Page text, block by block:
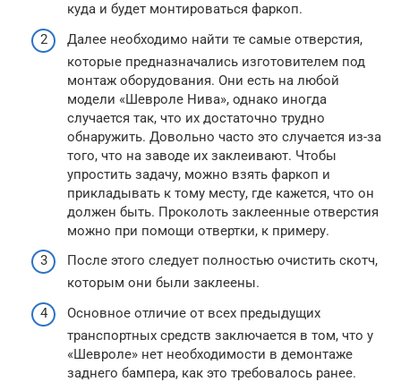
куда и будет монтироваться фаркоп.
Далее необходимо найти те самые отверстия,
которые предназначались изготовителем под
монтаж оборудования. Они есть на любой
модели «Шевроле Нива», однако иногда
случается так, что их достаточно трудно
обнаружить. Довольно часто это случается из-за
того, что на заводе их заклеивают. Чтобы
упростить задачу, можно взять фаркоп и
прикладывать к тому месту, где кажется, что он
должен быть. Проколоть заклеенные отверстия
можно при помощи отвертки, к примеру.
После этого следует полностью очистить скотч,
которым они были заклеены.
Основное отличие от всех предыдущих
транспортных средств заключается в том, что у
«Шевроле» нет необходимости в демонтаже
заднего бампера, как это требовалось ранее.